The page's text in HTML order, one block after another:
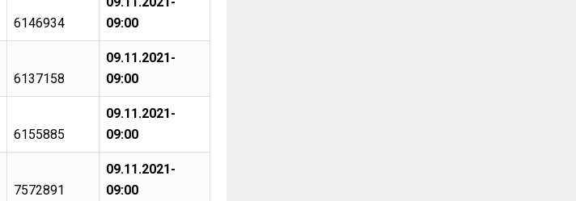
6146934
09:00
6137158
09.11.2021-
09:00
6155885
09.11.2021-
09:00
7572891
09.11.2021-
09:00